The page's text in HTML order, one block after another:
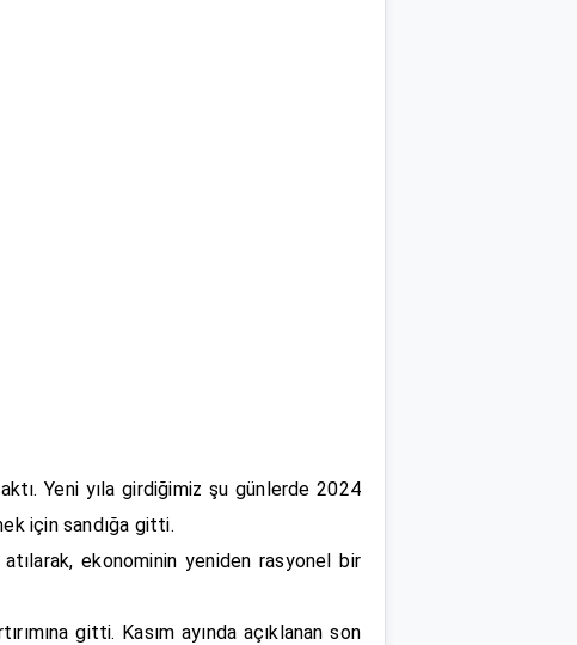
Yeni yıla girdiğimiz şu günlerde 2024
için sandığa gitti.
ekonominin yeniden rasyonel bir
gitti. Kasım ayında açıklanan son